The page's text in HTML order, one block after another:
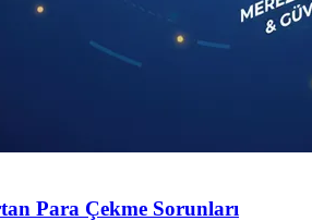
Para Çekme Sorunları